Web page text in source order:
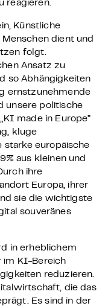
reagieren.
Künstliche
dient und
folgt.
Ansatz zu
so Abhängigkeiten
ernstzunehmende
unsere politische
made in Europe”
kluge
starke europäische
aus kleinen und
ihre
Europa, ihrer
sie die wichtigste
souveränes
in erheblichem
im KI-Bereich
reduzieren.
die das
Es sind in der